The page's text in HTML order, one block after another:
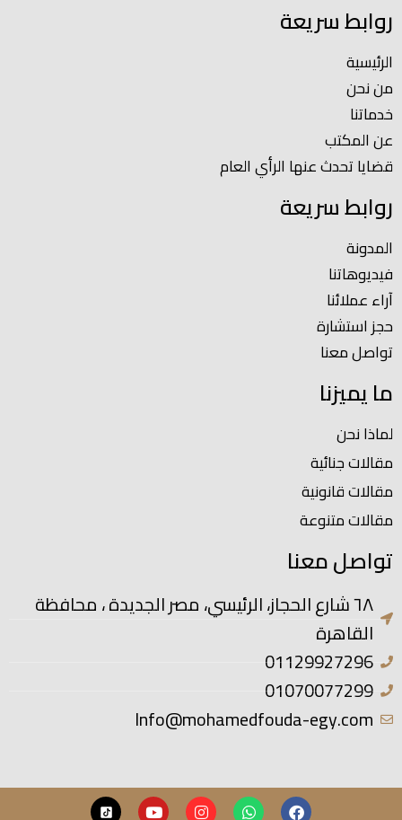
روابط سريعة
الرئيسية
من نحن
خدماتنا
عن المكتب
قضايا تحدث عنها الرأي العام
روابط سريعة
المدونة
فيديوهاتنا
آراء عملائنا
حجز استشارة
تواصل معنا
ما يميزنا
لماذا نحن
مقالات جنائية
مقالات قانونية
مقالات متنوعة
تواصل معنا
٦٨ شارع الحجاز، الرئيسي، مصر الجديدة ، محافظة
القاهرة
01129927296
01070077299
Info@mohamedfouda-egy.com